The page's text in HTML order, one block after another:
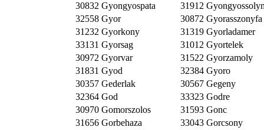
30832 Gyongyospata
31912
32558 Gyor
30872 Gyorasszonyfa
31232 Gyorkony
31319 Gyorladamer
33131 Gyorsag
31012 Gyortelek
30972 Gyorvar
31522 Gyorzamoly
31831 Gyod
32384 Gyoro
30357 Gederlak
30567 Gegeny
32364 God
33323 Godre
30970 Gomorszolos
31593 Gonc
31656 Gorbehaza
33043 Gorcsony